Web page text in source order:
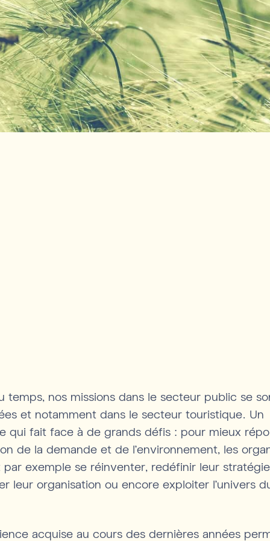
temps, nos missions dans le secteur public se
et notamment dans le secteur touristique. Un
qui fait face à de grands défis : pour mieux
de la demande et de l’environnement, les
exemple se réinventer, redéfinir leur
leur organisation ou encore exploiter l’univers
acquise au cours des dernières années